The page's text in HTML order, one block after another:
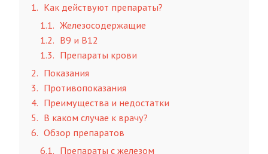
1
Как действуют препараты?
1.1
Железосодержащие
1.2
B9 и B12
1.3
Препараты крови
2
Показания
3
Противопоказания
4
Преимущества и недостатки
5
В каком случае к врачу?
6
Обзор препаратов
6.1
Препараты с железом